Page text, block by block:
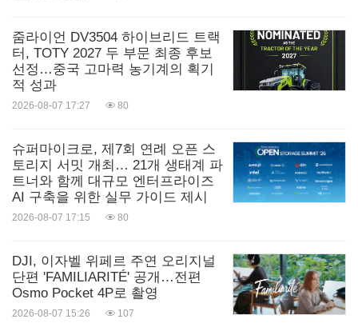
줌라이언 DV3504 하이브리드 트랙
터, TOTY 2027 두 부문 최종 후보
선정…중국 고마력 농기계의 획기
적 성과
2026-08-07 17:27 80
슈퍼마이크로, 제7회 연례 오픈 스
토리지 서밋 개최… 21개 생태계 파
트너와 함께 대규모 엔터프라이즈
AI 구축을 위한 실무 가이드 제시
2026-08-07 17:15 80
DJI, 이자벨 위페르 주연 오리지널
단편 'FAMILIARITÉ' 공개…전편
Osmo Pocket 4P로 촬영
2026-08-07 15:26 107